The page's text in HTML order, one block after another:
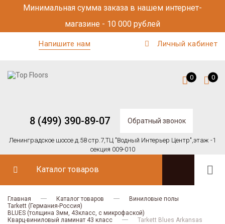
Минимальная сумма заказа в нашем интернет-
магазине - 10 000 рублей
Напишите нам Личный кабинет
8 (499) 390-89-07 Обратный звонок
Ленинградское шоссе д.58 стр.7,ТЦ "Водный Интерьер Центр",этаж -1
секция 009-010
0 0
Каталог товаров
Главная Каталог товаров
Виниловые полы
Tarkett (Германия-Россия)
BLUES (толщина 3мм, 43класс, с микрофаской)
Кварц-виниловый ламинат 43 класс
Tarkett Blues Arkansas